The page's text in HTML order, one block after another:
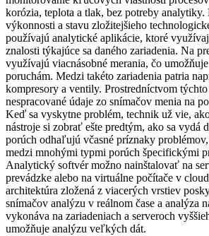
korózia, teplota a tlak, bez potreby analytiky.
výkonnosti a stavu zložitejšieho
používajú analytické aplikácie, ktoré
znalosti týkajúce sa daného zariadenia. Na
využívajú viacnásobné merania, čo
poruchám. Medzi takéto zariadenia patria
kompresory a ventily. Prostredníctvom
nespracované údaje zo snímačov menia na
Keď sa vyskytne problém, technik už vie,
nástroje si zobrať ešte predtým, ako sa vydá
porúch odhaľujú včasné príznaky
medzi mnohými typmi porúch špecifickými
Analytický softvér možno nainštalovať na
prevádzke alebo na virtuálne počítače v
architektúra zložená z viacerých vrstiev
snímačov analýzu v reálnom čase a analýza
vykonáva na zariadeniach a serveroch
umožňuje analýzu veľkých dát.